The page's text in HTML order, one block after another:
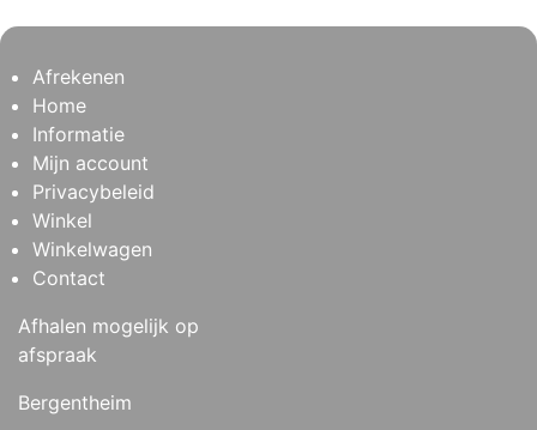
Afrekenen
Home
Informatie
Mijn account
Privacybeleid
Winkel
Winkelwagen
Contact
Afhalen mogelijk op
afspraak
Bergentheim